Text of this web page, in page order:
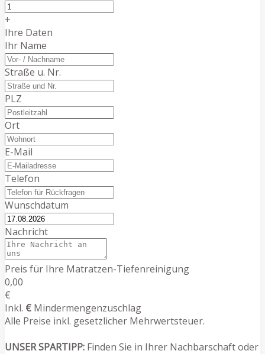
+
Ihre Daten
Ihr Name
Straße u. Nr.
PLZ
Ort
E-Mail
Telefon
Wunschdatum
Nachricht
Preis für Ihre Matratzen-Tiefenreinigung
0,00
€
Inkl. € Mindermengenzuschlag
Alle Preise inkl. gesetzlicher Mehrwertsteuer.
UNSER SPARTIPP: Finden Sie in Ihrer Nachbarschaft oder